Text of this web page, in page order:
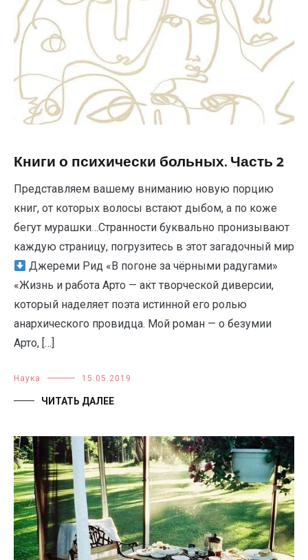
Книги о психически больных. Часть 2
Представляем вашему вниманию новую порцию
книг, от которых волосы встают дыбом, а по коже
бегут мурашки…Странности буквально пронизывают
каждую страницу, погрузитесь в этот загадочный мир
Джереми Рид «В погоне за чёрными радугами»
«Жизнь и работа Арто — акт творческой диверсии,
который наделяет поэта истинной его ролью
анархического провидца. Мой роман — о безумии
Арто, […]
Наука 15.05.2019
ЧИТАТЬ ДАЛЕЕ